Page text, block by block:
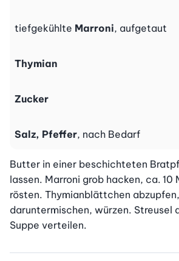
tiefgekühlte Marroni, aufgetaut
Thymian
Zucker
Salz, Pfeffer, nach Bedarf
Butter in einer beschichteten
lassen. Marroni grob hacken, ca. 10
rösten. Thymianblättchen
daruntermischen, würzen. Streusel
Suppe verteilen.